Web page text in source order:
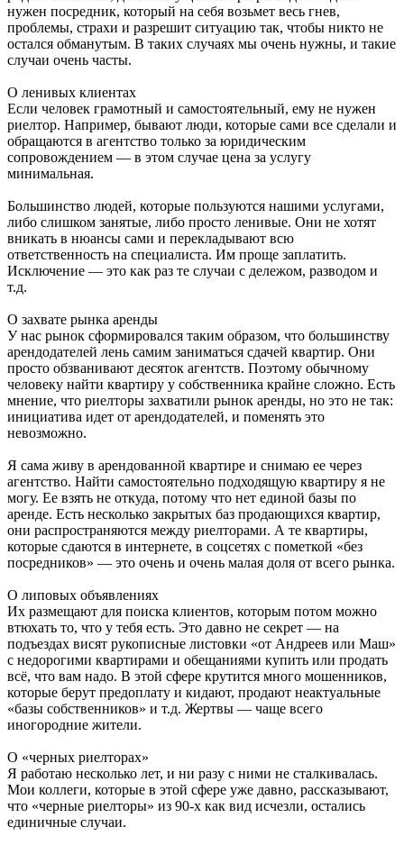
нужен посредник, который на себя возьмет весь гнев,
проблемы, страхи и разрешит ситуацию так, чтобы никто не
остался обманутым. В таких случаях мы очень нужны, и такие
случаи очень часты.
О ленивых клиентах
Если человек грамотный и самостоятельный, ему не нужен
риелтор. Например, бывают люди, которые сами все сделали и
обращаются в агентство только за юридическим
сопровождением — в этом случае цена за услугу
минимальная.
Большинство людей, которые пользуются нашими услугами,
либо слишком занятые, либо просто ленивые. Они не хотят
вникать в нюансы сами и перекладывают всю
ответственность на специалиста. Им проще заплатить.
Исключение — это как раз те случаи с дележом, разводом и
т.д.
О захвате рынка аренды
У нас рынок сформировался таким образом, что большинству
арендодателей лень самим заниматься сдачей квартир. Они
просто обзванивают десяток агентств. Поэтому обычному
человеку найти квартиру у собственника крайне сложно. Есть
мнение, что риелторы захватили рынок аренды, но это не так:
инициатива идет от арендодателей, и поменять это
невозможно.
Я сама живу в арендованной квартире и снимаю ее через
агентство. Найти самостоятельно подходящую квартиру я не
могу. Ее взять не откуда, потому что нет единой базы по
аренде. Есть несколько закрытых баз продающихся квартир,
они распространяются между риелторами. А те квартиры,
которые сдаются в интернете, в соцсетях с пометкой «без
посредников» — это очень и очень малая доля от всего рынка.
О липовых объявлениях
Их размещают для поиска клиентов, которым потом можно
втюхать то, что у тебя есть. Это давно не секрет — на
подъездах висят рукописные листовки «от Андреев или Маш»
с недорогими квартирами и обещаниями купить или продать
всё, что вам надо. В этой сфере крутится много мошенников,
которые берут предоплату и кидают, продают неактуальные
«базы собственников» и т.д. Жертвы — чаще всего
иногородние жители.
О «черных риелторах»
Я работаю несколько лет, и ни разу с ними не сталкивалась.
Мои коллеги, которые в этой сфере уже давно, рассказывают,
что «черные риелторы» из 90-х как вид исчезли, остались
единичные случаи.